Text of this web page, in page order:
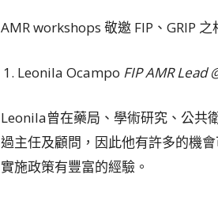
AMR workshops 敬邀 FIP、GRIP
Leonila Ocampo FIP AMR Lead
Leonila曾在藥局、學術研究、公共
過主任及顧問，因此他有許多的機
實施政策有豐富的經驗。